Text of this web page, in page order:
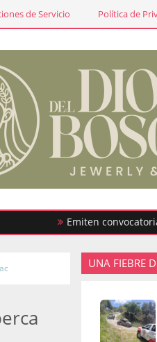
de Servicio Política de
Emiten convocatoria
UNA FIEBRE